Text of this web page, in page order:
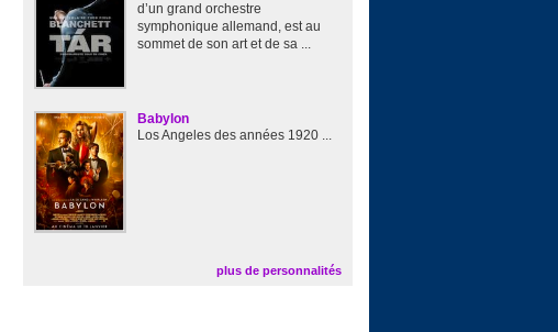
d’un grand orchestre
symphonique allemand, est au
sommet de son art et de sa ...
Babylon
Los Angeles des années 1920 ...
plus de personnalités